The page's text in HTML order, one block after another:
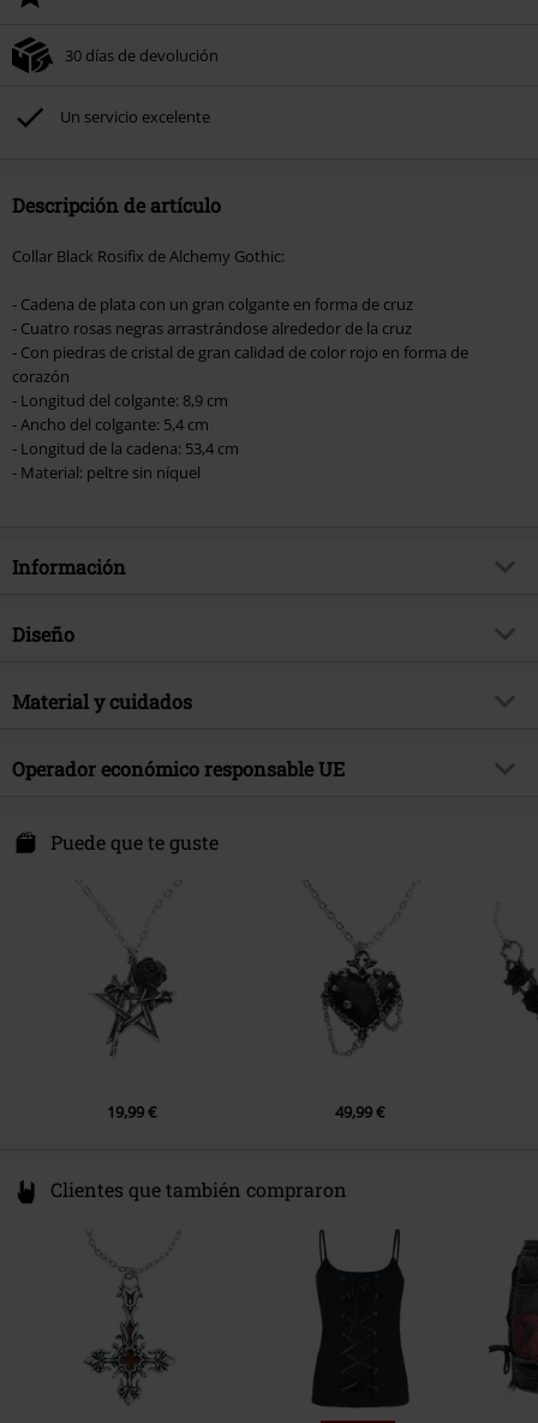
No acumulable con otras promociones Códigos promocionales.. Quedan
Rammstein, (Till) Lindemann, Böhse Onkelz, Broilers, Die Ärzte, Die Toten
Hosen, Metality, Funko Pop!, vales regalo y artículos que incluyan una
30 días de devolución
Un servicio excelente
Descripción de artículo
Collar Black Rosifix de Alchemy Gothic:
- Cadena de plata con un gran colgante en forma de cruz
- Cuatro rosas negras arrastrándose alrededor de la cruz
- Con piedras de cristal de gran calidad de color rojo en forma de
corazón
- Longitud del colgante: 8,9 cm
- Ancho del colgante: 5,4 cm
- Longitud de la cadena: 53,4 cm
- Material: peltre sin níquel
Información
Artículo no.
Brand
Fecha de lanzamiento
3/1/21
Diseño
Tipo de producto
Material y cuidados
Material Externo peltre
Operador económico responsable UE
Avda Paisos Catalanes 168
17457 Riudellots de la Selva
Puede que te guste
19,99 € 49,99 €
Clientes que también compraron